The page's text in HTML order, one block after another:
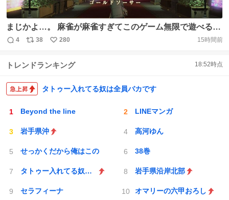
まじかよ…。 麻雀が麻雀すぎてこのゲーム無限で遊べるん
だけど…🀄 #FF14 https://t.co/H1DkDNb1RM
返
数
4
リ
ス
数
38
い
ね
280 15時間前
トレンドランキング 18:52時点
タトゥー入れてる奴は全員バカです
Beyond the line LINEマンガ
岩手県沖 高河ゆん
せっかくだから俺はこの 38巻
タトゥー入れてる奴は全員バカです 岩手県沿岸北部
セラフィーナ オマリーの六甲おろし